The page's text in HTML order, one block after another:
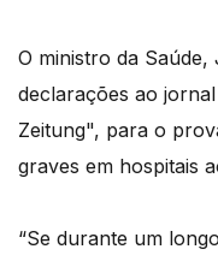
O ministro da
declarações ao
Zeitung", para o
graves em hospitais
“Se durante um